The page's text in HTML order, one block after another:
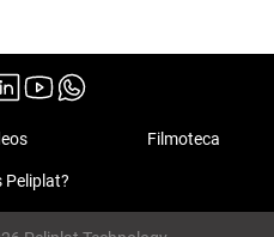
Filmoteca
Peliplat?